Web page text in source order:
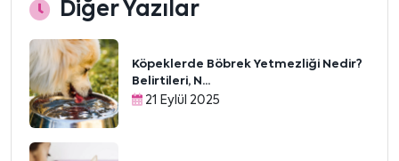
Diğer Yazılar
Köpeklerde Böbrek Yetmezliği Nedir?
Belirtileri, N...
21 Eylül 2025